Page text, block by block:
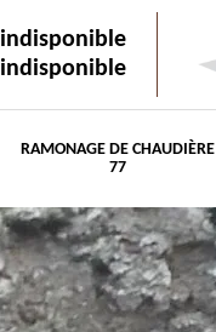
indisponible
indisponible
RAMONAGE DE CHAUDIÈRE
77